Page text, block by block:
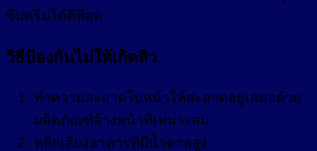
ซึมครีมได้ดีที่สุด
วิธีป้องกันไม่ให้เกิดสิว
ทำความสะอาดใบหน้าให้สะอาดอยู่เสมอด้วย
ผลิตภัณฑ์ล้างหน้าที่เหมาะสม
หลีกเลี่ยงอาหารที่มีน้ำตาลสูง